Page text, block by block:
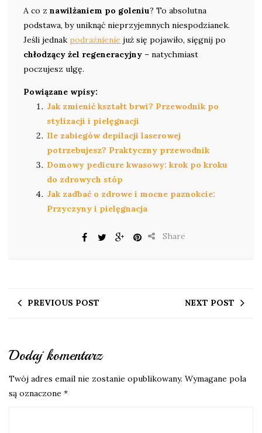
A co z nawilżaniem po goleniu? To absolutna
podstawa, by uniknąć nieprzyjemnych niespodzianek.
Jeśli jednak podrażnienie już się pojawiło, sięgnij po
chłodzący żel regeneracyjny – natychmiast
poczujesz ulgę.
Powiązane wpisy:
Jak zmienić kształt brwi? Przewodnik po
stylizacji i pielęgnacji
Ile zabiegów depilacji laserowej
potrzebujesz? Praktyczny przewodnik
Domowy pedicure kwasowy: krok po kroku
do zdrowych stóp
Jak zadbać o zdrowe i mocne paznokcie:
Przyczyny i pielęgnacja
Share
PREVIOUS POST NEXT POST
Dodaj komentarz
Twój adres email nie zostanie opublikowany. Wymagane pola
są oznaczone *